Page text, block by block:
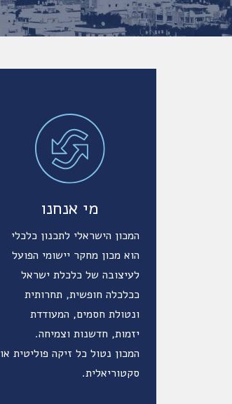
מי אנחנו
המכון הישראלי לתכנון כלכלי
הוא מכון מחקר יישומי הפועל
לעיצובה של כלכלת ישראל
ככלכלה חופשית, תחרותית
ונטולת חסמים, המעודדת
יזמות, חדשנות וצמיחה.
המכון נטול כל זיקה פוליטית או
סקטוריאלית.